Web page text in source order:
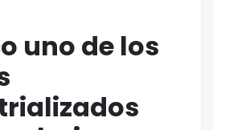
uno de los